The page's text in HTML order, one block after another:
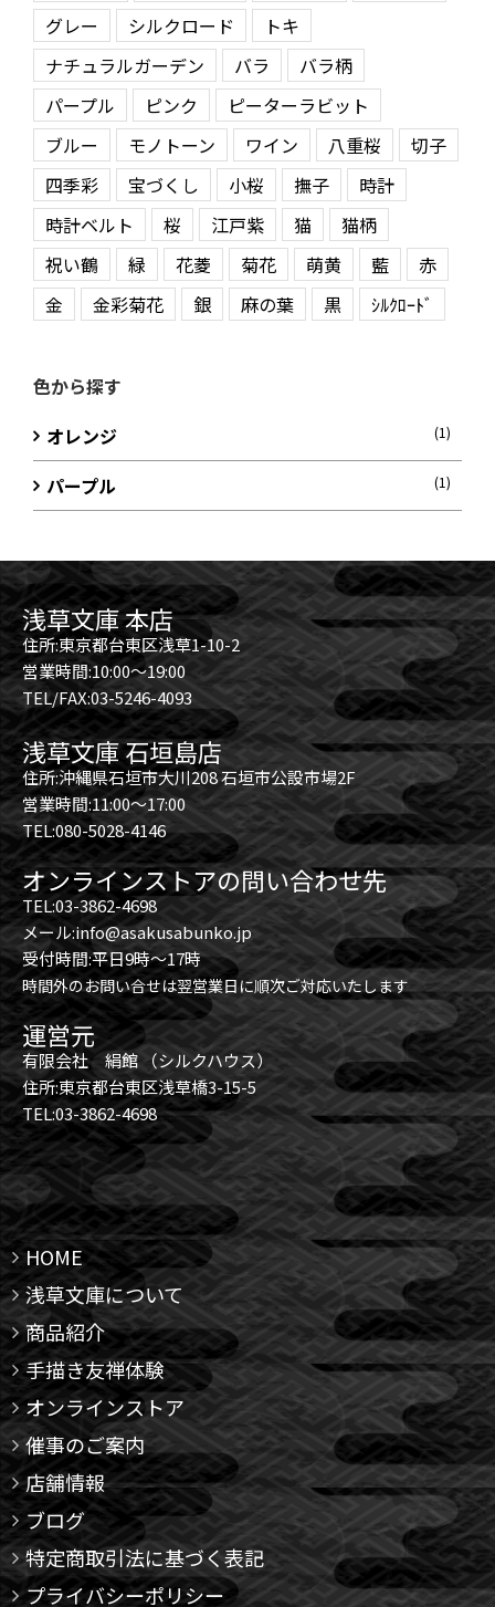
グレー
シルクロード
トキ
ナチュラルガーデン
バラ
バラ柄
パープル
ピンク
ピーターラビット
ブルー
モノトーン ワイン 八重桜
切子
四季彩
宝づくし 小桜 撫子
時計
時計ベルト
桜 江戸紫 猫
猫柄
祝い鶴
緑 花菱 菊花 萌黄 藍
赤
金
金彩菊花 銀 麻の葉 黒 ｼﾙｸﾛｰﾄﾞ
色から探す
オレンジ
(1)
パープル (1)
浅草文庫 本店
住所:東京都台東区浅草1-10-2
営業時間:10:00～19:00
TEL/FAX:03-5246-4093
浅草文庫 石垣島店
住所:沖縄県石垣市大川208 石垣市公設市場2F
営業時間:11:00～17:00
TEL:080-5028-4146
オンラインストアの問い合わせ先
TEL:03-3862-4698
メール:info@asakusabunko.jp
受付時間:平日9時～17時
時間外のお問い合せは翌営業日に順次ご対応いたします
運営元
有限会社 絹館 （シルクハウス）
住所:東京都台東区浅草橋3-15-5
TEL:03-3862-4698
HOME
浅草文庫について
商品紹介
手描き友禅体験
オンラインストア
催事のご案内
店舗情報
ブログ
特定商取引法に基づく表記
プライバシーポリシー